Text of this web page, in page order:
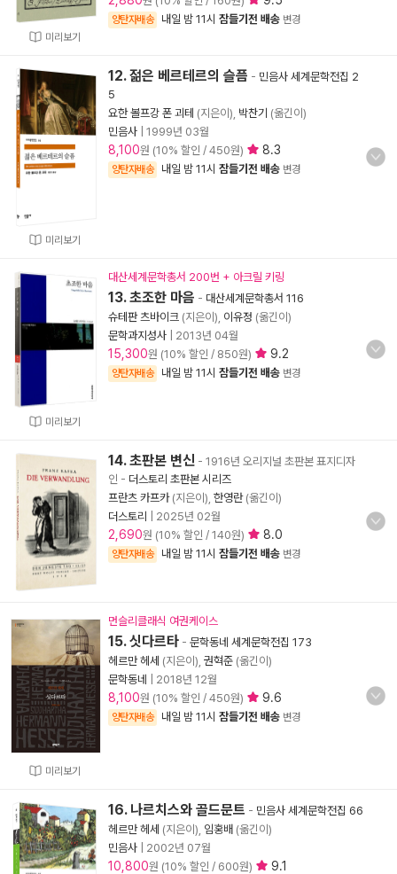
미리보기
양탄자배송 내일 밤 11시 잠들기전 배송 변경
미리보기
12. 젊은 베르테르의 슬픔 - 민음사 세계문학전집 2
5
요한 볼프강 폰 괴테 (지은이), 박찬기 (옮긴이)
민음사
1999년 03월
8,100원 (10% 할인 / 450원) 8.3
양탄자배송 내일 밤 11시 잠들기전 배송 변경
미리보기
대산세계문학총서 200번 + 아크릴 키링
13. 초조한 마음 - 대산세계문학총서 116
슈테판 츠바이크 (지은이), 이유정 (옮긴이)
문학과지성사
2013년 04월
15,300원 (10% 할인 / 850원) 9.2
양탄자배송 내일 밤 11시 잠들기전 배송 변경
14. 초판본 변신 - 1916년 오리지널 초판본 표지디자
인 - 더스토리 초판본 시리즈
프란츠 카프카(지은이), 한영란(옮긴이)
더스토리
2025년 02월
2,690원 (10% 할인 / 140원) 8.0
양탄자배송 내일 밤 11시 잠들기전 배송 변경
미리보기
먼슬리클래식 여권케이스
15. 싯다르타 - 문학동네 세계문학전집 173
헤르만 헤세 (지은이), 권혁준 (옮긴이)
문학동네
2018년 12월
8,100원 (10% 할인 / 450원) 9.6
양탄자배송 내일 밤 11시 잠들기전 배송 변경
16. 나르치스와 골드문트 - 민음사 세계문학전집 66
헤르만 헤세 (지은이), 임홍배 (옮긴이)
민음사
2002년 07월
10,800원 (10% 할인 / 600원) 9.1